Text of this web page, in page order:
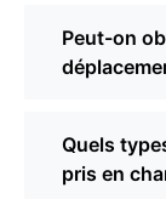
Peut-on
Quels
pris en